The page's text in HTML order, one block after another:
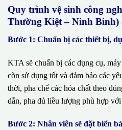
Quy trình vệ sinh công
Thường Kiệt – Ninh Bình)
Bước 1: Chuẩn bị các thiết bị,
KTA sẽ chuẩn bị các dụng cụ,
còn sử dụng tốt và đảm bảo các
thời, pha chế các hóa chất theo
dẫn, pha đủ liều lượng phù hợp
Bước 2: Nhân viên sẽ đặt biển